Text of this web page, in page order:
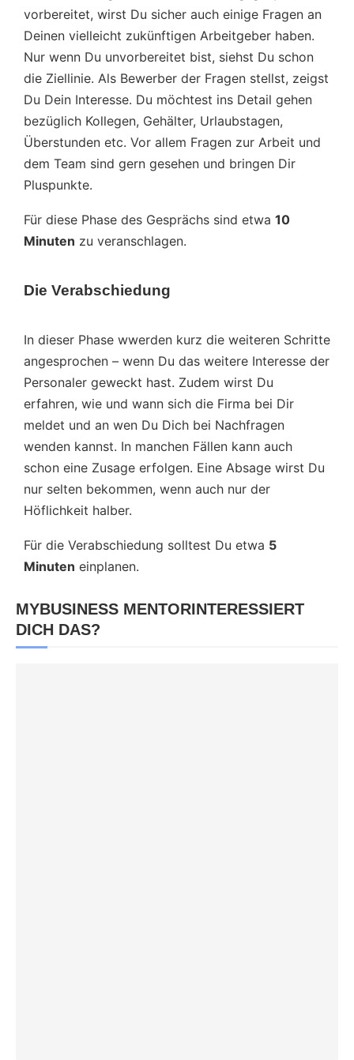
vorbereitet, wirst Du sicher auch einige Fragen an
Deinen vielleicht zukünftigen Arbeitgeber haben.
Nur wenn Du unvorbereitet bist, siehst Du schon
die Ziellinie. Als Bewerber der Fragen stellst, zeigst
Du Dein Interesse. Du möchtest ins Detail gehen
bezüglich Kollegen, Gehälter, Urlaubstagen,
Überstunden etc. Vor allem Fragen zur Arbeit und
dem Team sind gern gesehen und bringen Dir
Pluspunkte.
Für diese Phase des Gesprächs sind etwa 10
Minuten zu veranschlagen.
Die Verabschiedung
In dieser Phase wwerden kurz die weiteren Schritte
angesprochen – wenn Du das weitere Interesse der
Personaler geweckt hast. Zudem wirst Du
erfahren, wie und wann sich die Firma bei Dir
meldet und an wen Du Dich bei Nachfragen
wenden kannst. In manchen Fällen kann auch
schon eine Zusage erfolgen. Eine Absage wirst Du
nur selten bekommen, wenn auch nur der
Höflichkeit halber.
Für die Verabschiedung solltest Du etwa 5
Minuten einplanen.
MYBUSINESS MENTORINTERESSIERT
DICH DAS?